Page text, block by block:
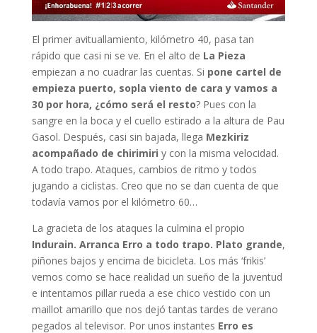
El primer avituallamiento, kilómetro 40, pasa tan
rápido que casi ni se ve. En el alto de La Pieza
empiezan a no cuadrar las cuentas. Si pone cartel de
empieza puerto, sopla viento de cara y vamos a
30 por hora, ¿cómo será el resto? Pues con la
sangre en la boca y el cuello estirado a la altura de Pau
Gasol. Después, casi sin bajada, llega Mezkiriz
acompañado de chirimiri y con la misma velocidad.
A todo trapo. Ataques, cambios de ritmo y todos
jugando a ciclistas. Creo que no se dan cuenta de que
todavía vamos por el kilómetro 60…
La gracieta de los ataques la culmina el propio
Indurain. Arranca Erro a todo trapo. Plato grande,
piñones bajos y encima de bicicleta. Los más ‘frikis’
vemos como se hace realidad un sueño de la juventud
e intentamos pillar rueda a ese chico vestido con un
maillot amarillo que nos dejó tantas tardes de verano
pegados al televisor. Por unos instantes Erro es